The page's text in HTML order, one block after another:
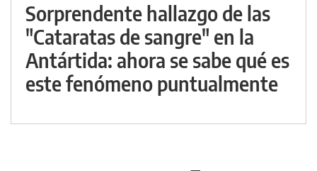
Sorprendente hallazgo de las
"Cataratas de sangre" en la
Antártida: ahora se sabe qué es
este fenómeno puntualmente